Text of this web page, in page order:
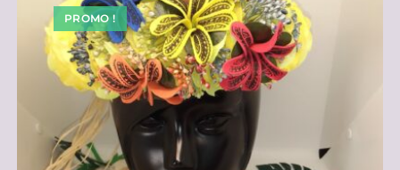
PROMO !